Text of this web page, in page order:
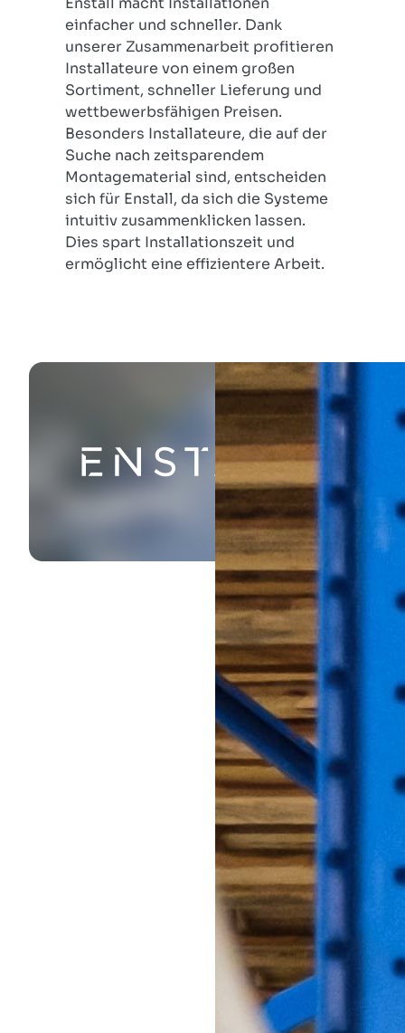
einfacher und schneller. Dank
unserer Zusammenarbeit profitieren
Installateure von einem großen
Sortiment, schneller Lieferung und
wettbewerbsfähigen Preisen.
Besonders Installateure, die auf der
Suche nach zeitsparendem
Montagematerial sind, entscheiden
sich für Enstall, da sich die Systeme
intuitiv zusammenklicken lassen.
Dies spart Installationszeit und
ermöglicht eine effizientere Arbeit.